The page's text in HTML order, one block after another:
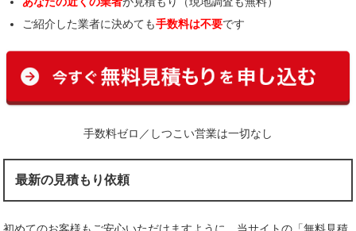
ご紹介した業者に決めても手数料は不要です
手数料ゼロ／しつこい営業は一切なし
最新の見積もり依頼